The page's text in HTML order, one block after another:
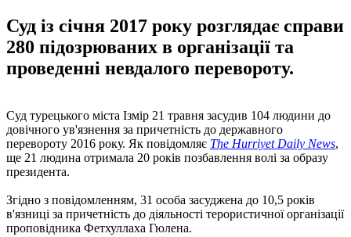
Суд із січня 2017 року розглядає справи
280 підозрюваних в організації та
проведенні невдалого перевороту.
Суд турецького міста Ізмір 21 травня засудив 104 людини до
довічного ув'язнення за причетність до державного
перевороту 2016 року. Як повідомляє The Hurriyet Daily News,
ще 21 людина отримала 20 років позбавлення волі за образу
президента.
Згідно з повідомленням, 31 особа засуджена до 10,5 років
в'язниці за причетність до діяльності терористичної організації
проповідника Фетхуллаха Гюлена.